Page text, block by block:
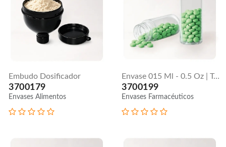
Embudo Dosificador
3700179
Envases Alimentos
Envase 015 Ml - 0.5 Oz | Tapa Estriada 18 / 410
3700199
Envases Farmacéuticos